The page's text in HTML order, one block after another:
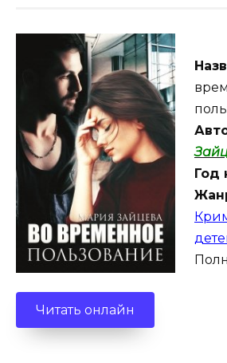
Год
Читать онлайн